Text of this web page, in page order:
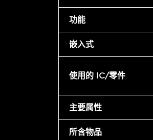
功能
嵌入式
使用的 IC/零件
主要属性
所含物品